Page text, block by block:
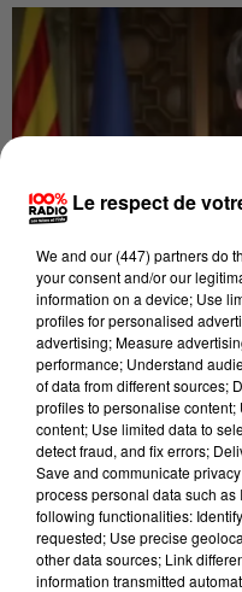
Publié : 24 octobre 2017 à
Les associations
viennent en aide aux
Sud.
Alors que
être proclamée cette
menacé d’arrestation. «
Le respect de
We and our (447) partnersdo
your consent and/or our
information on a device; Use
profiles for personalised
advertising; Measure
performance; Understand
of data from different sources;
profiles to personalise
content; Use limited data to
detect fraud, and fix errors;
Save and communicate
process personal data such
following functionalities:
requested; Use precise
other data sources; Link
information transmitted